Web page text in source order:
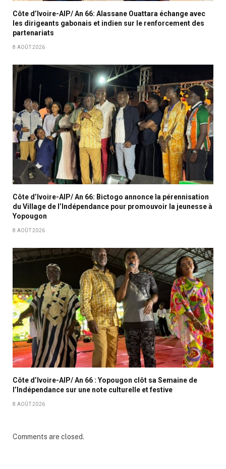
Côte d’Ivoire-AIP/ An 66: Alassane Ouattara échange avec
les dirigeants gabonais et indien sur le renforcement des
partenariats
8 AOÛT 2026
Côte d’Ivoire-AIP/ An 66: Bictogo annonce la pérennisation
du Village de l’Indépendance pour promouvoir la jeunesse à
Yopougon
8 AOÛT 2026
Côte d’Ivoire-AIP/ An 66 : Yopougon clôt sa Semaine de
l’Indépendance sur une note culturelle et festive
8 AOÛT 2026
Comments are closed.